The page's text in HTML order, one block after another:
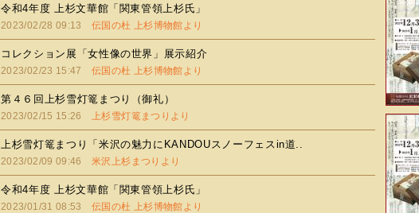
令和4年度 上杉文華館「関東管領上杉氏」
2023/02/28 09:13伝国の杜 上杉博物館より
コレクション展「女性像の世界」展示紹介
2023/02/23 15:47伝国の杜 上杉博物館より
第４６回上杉雪灯篭まつり（御礼）
2023/02/15 15:26上杉雪灯篭まつりより
上杉雪灯篭まつり「米沢の魅力にKANDOUスノーフェスin道..
2023/02/09 09:46米沢上杉まつりより
令和4年度 上杉文華館「関東管領上杉氏」
2023/01/31 08:53伝国の杜 上杉博物館より